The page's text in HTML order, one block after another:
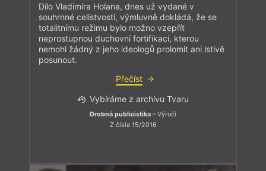
Dílo Vladimíra Holana, dnes už vydané v
souhrnné celistvosti, výmluvně dokládá, že se
totalitnímu režimu bylo možno vzepřít
neprostupnou duchovní fortifikací, kterou
nemohl žádný z jeho ideologů prolomit ani lstivě
posunout.
Přečíst
Vybíráme z archivu Tvaru
Drobná publicistika – Výročí
Z čísla 15/2016